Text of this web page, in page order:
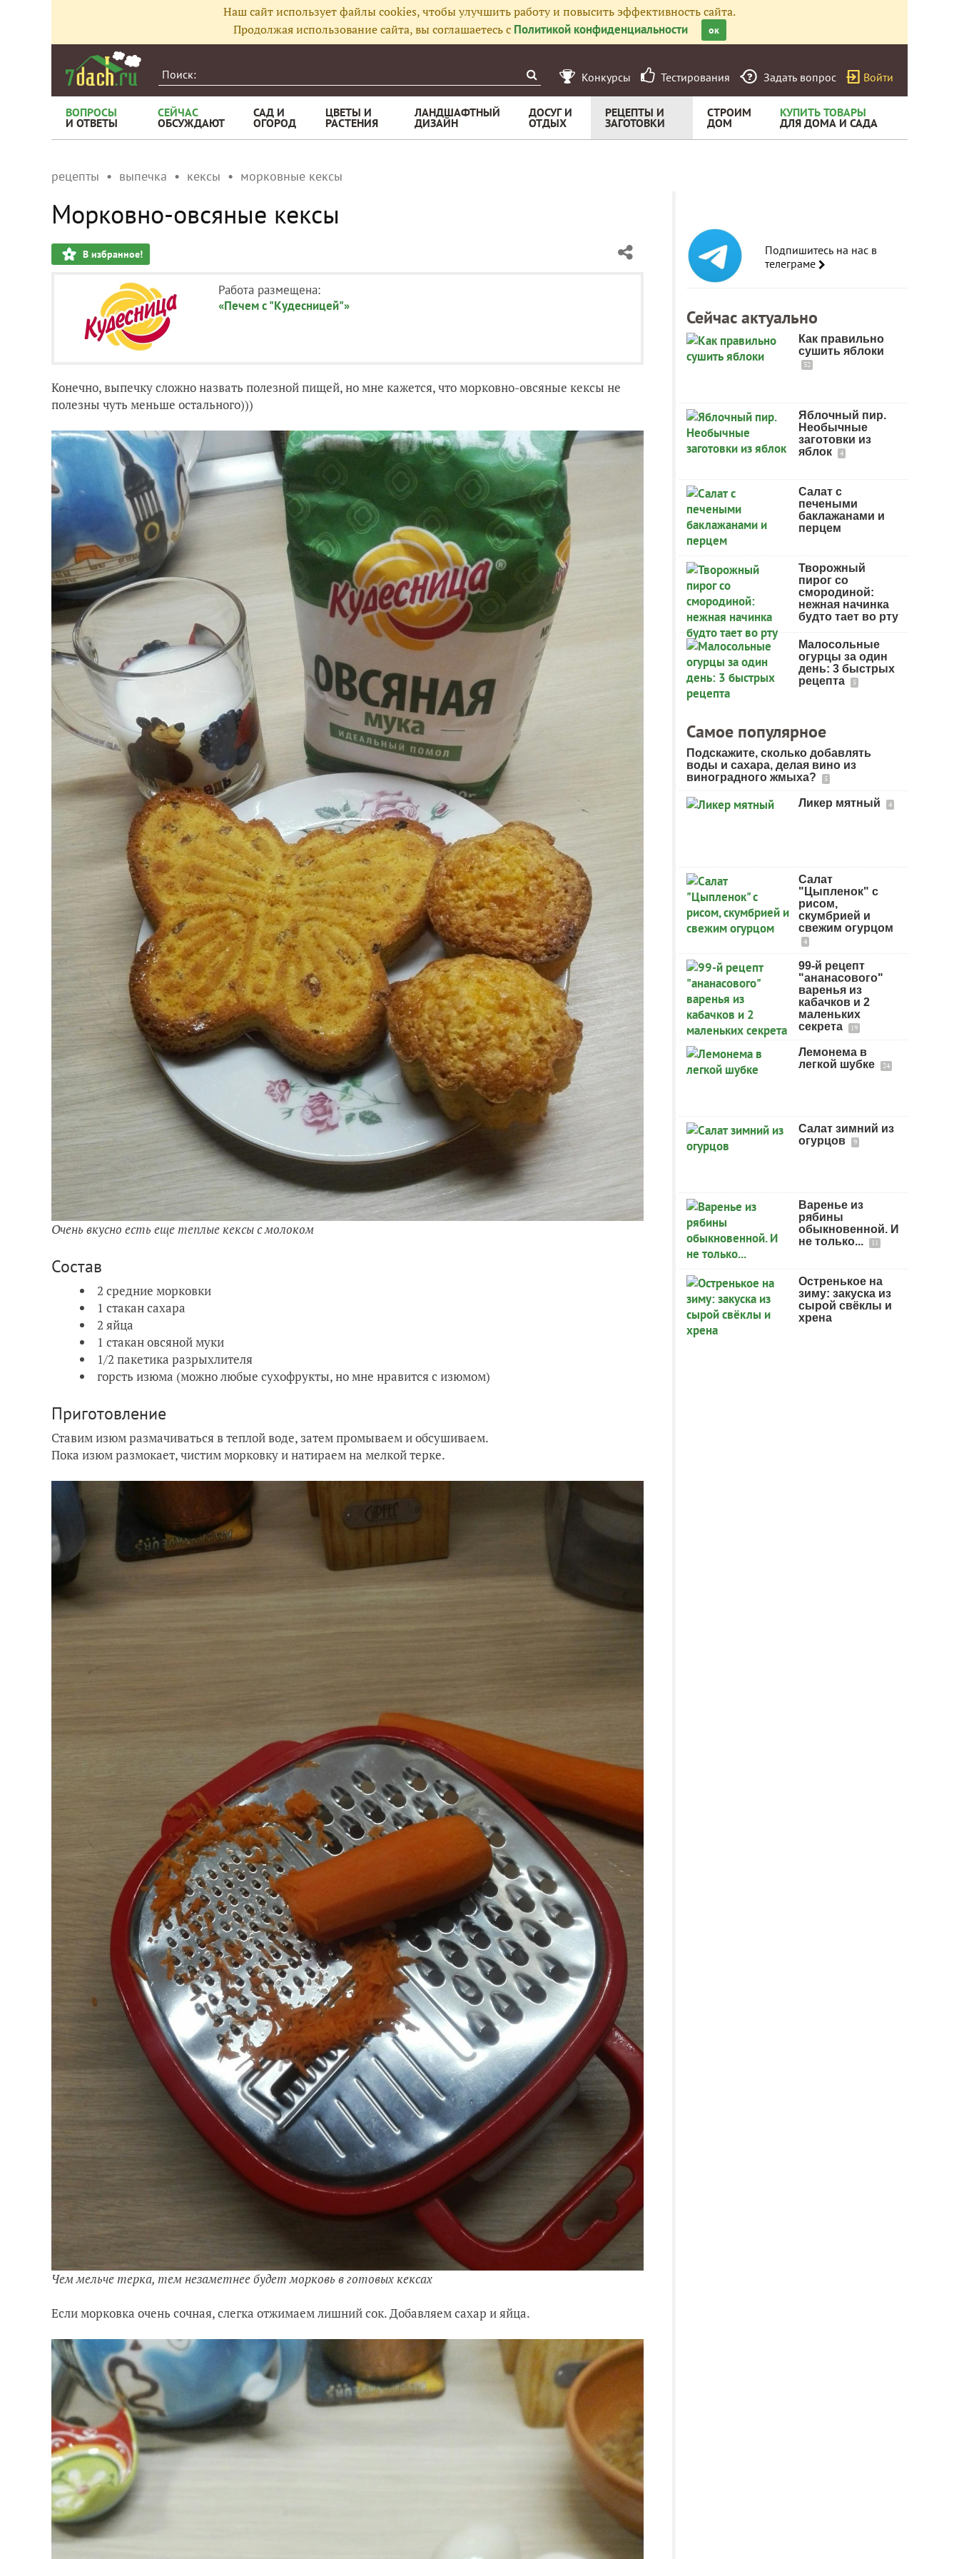
Наш сайт использует файлы cookies, чтобы улучшить работу и повысить эффективность сайта.
Продолжая использование сайта, вы соглашаетесь с Политикой конфиденциальности ок
Конкурсы Тестирования Задать вопрос Войти
ВОПРОСЫ
И ОТВЕТЫ
СЕЙЧАС
ОБСУЖДАЮТ
САД И
ОГОРОД
ЦВЕТЫ И
РАСТЕНИЯ
ЛАНДШАФТНЫЙ
ДИЗАЙН
ДОСУГ И
ОТДЫХ
РЕЦЕПТЫ И
ЗАГОТОВКИ
СТРОИМ
ДОМ
КУПИТЬ ТОВАРЫ
ДЛЯ ДОМА И САДА
рецепты выпечка кексы морковные кексы
Морковно-овсяные кексы
В избранное!
Работа размещена:
«Печем с "Кудесницей"»
Конечно, выпечку сложно назвать полезной пищей, но мне кажется, что морковно-овсяные кексы не
полезны чуть меньше остального)))
Очень вкусно есть еще теплые кексы с молоком
Состав
2 средние морковки
1 стакан сахара
2 яйца
1 стакан овсяной муки
1/2 пакетика разрыхлителя
горсть изюма (можно любые сухофрукты, но мне нравится с изюмом)
Приготовление
Ставим изюм размачиваться в теплой воде, затем промываем и обсушиваем.
Пока изюм размокает, чистим морковку и натираем на мелкой терке.
Чем мельче терка, тем незаметнее будет морковь в готовых кексах
Если морковка очень сочная, слегка отжимаем лишний сок. Добавляем сахар и яйца.
Подпишитесь на нас в
телеграме
Сейчас актуально
Как правильно
сушить яблоки
32
Яблочный пир.
Необычные
заготовки из
яблок
4
Салат с
печеными
баклажанами и
перцем
Творожный
пирог со
смородиной:
нежная начинка
будто тает во рту
Малосольные
огурцы за один
день: 3 быстрых
рецепта
5
Самое популярное
Подскажите, сколько добавлять
воды и сахара, делая вино из
виноградного жмыха?
5
Ликер мятный 4
Салат
"Цыпленок" с
рисом,
скумбрией и
свежим огурцом
4
99-й рецепт
"ананасового"
варенья из
кабачков и 2
маленьких
секрета
19
Лемонема в
легкой шубке
24
Салат зимний из
огурцов
9
Варенье из
рябины
обыкновенной. И
не только...
11
Остренькое на
зиму: закуска из
сырой свёклы и
хрена